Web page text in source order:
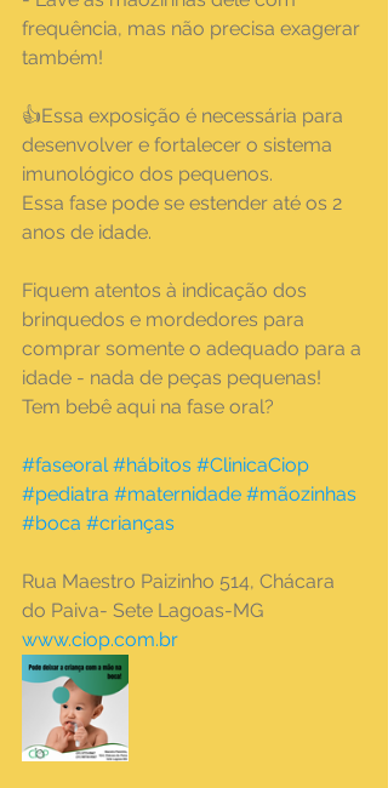
frequência, mas não precisa exagerar
também!
👍Essa exposição é necessária para
desenvolver e fortalecer o sistema
imunológico dos pequenos.⠀
Essa fase pode se estender até os 2
anos de idade.
Fiquem atentos à indicação dos
brinquedos e mordedores para
comprar somente o adequado para a
idade - nada de peças pequenas!
Tem bebê aqui na fase oral?
#faseoral #hábitos #ClinicaCiop
#pediatra #maternidade #mãozinhas
#boca #crianças
Rua Maestro Paizinho 514, Chácara
do Paiva- Sete Lagoas-MG
www.ciop.com.br